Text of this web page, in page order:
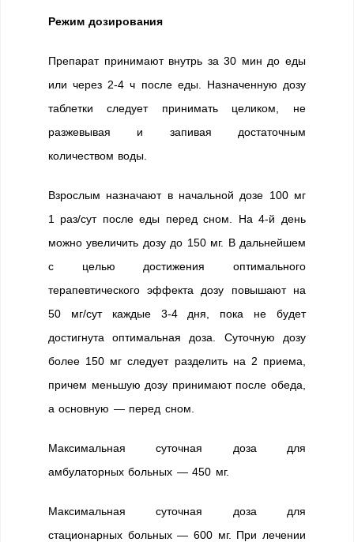
Режим дозирования
Препарат принимают внутрь за 30 мин до еды
или через 2-4 ч после еды. Назначенную дозу
таблетки следует принимать целиком, не
разжевывая и запивая достаточным
количеством воды.
Взрослым назначают в начальной дозе 100 мг
1 раз/сут после еды перед сном. На 4-й день
можно увеличить дозу до 150 мг. В дальнейшем
с целью достижения оптимального
терапевтического эффекта дозу повышают на
50 мг/сут каждые 3-4 дня, пока не будет
достигнута оптимальная доза. Суточную дозу
более 150 мг следует разделить на 2 приема,
причем меньшую дозу принимают после обеда,
а основную — перед сном.
Максимальная суточная доза для
амбулаторных больных — 450 мг.
Максимальная суточная доза для
стационарных больных — 600 мг. При лечении